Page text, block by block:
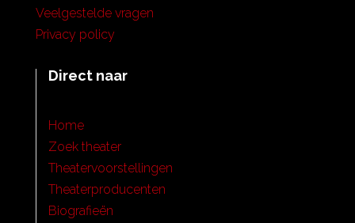
Veelgestelde vragen
Privacy policy
Direct naar
Home
Zoek theater
Theatervoorstellingen
Theaterproducenten
Biografieën